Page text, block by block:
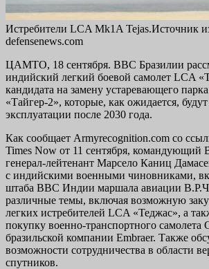
Истребители LCA Mk1A Tejas.Источник
defensenews.com
ЦАМТО, 18 сентября. ВВС Бразилии
индийский легкий боевой самолет LCA
кандидата на замену устаревающего
«Тайгер-2», которые, как ожидается,
эксплуатации после 2030 года.
Как сообщает Armyrecognition.com со
Times Now от 11 сентября, командующий
генерал-лейтенант Марсело Каниц
с индийскими военными чиновниками,
штаба ВВС Индии маршала авиации
различные темы, включая возможную
легких истребителей LCA «Теджас», а
покупку военно-транспортного
бразильской компании Embraer. Также
возможности сотрудничества в области
спутников.